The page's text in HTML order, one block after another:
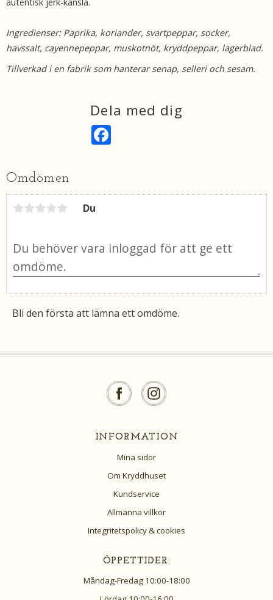
Ingredienser: Paprika, koriander, svartpeppar, socker,
havssalt, cayennepeppar, muskotnöt, kryddpeppar, lagerblad.
Tillverkad i en fabrik som hanterar senap, selleri och sesam.
Dela med dig
k
Omdömen
Du
Bli den första att lämna ett omdöme.
INFORMATION
Mina sidor
Om Kryddhuset
Kundservice
Allmänna villkor
Integritetspolicy & cookies
ÖPPETTIDER:
Måndag-Fredag 10:00-18:00